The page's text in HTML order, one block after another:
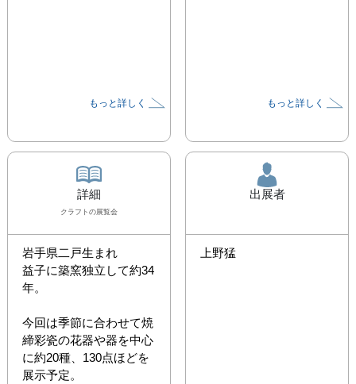
もっと詳しく もっと詳しく
詳細
クラフト の展覧会
岩手県二戸生まれ
益子に築窯独立して約34
年。
今回は季節に合わせて焼
締彩瓷の花器や器を中心
に約20種、130点ほどを
展示予定。
出展者
上野猛